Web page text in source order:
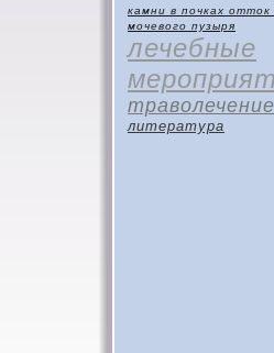
камни в почках отток
мочевого пузыря
лечебные
траволечение
литература